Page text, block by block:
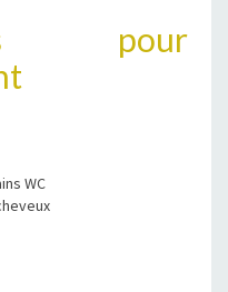
pour
WC